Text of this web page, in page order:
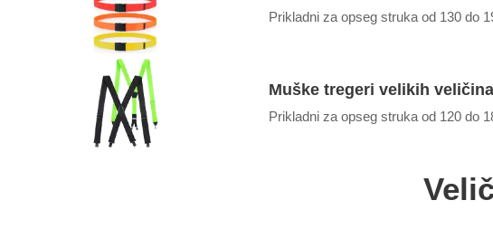
Prikladni za opseg struka od 130 do
Muške tregeri velikih veličina
Prikladni za opseg struka od 120 do